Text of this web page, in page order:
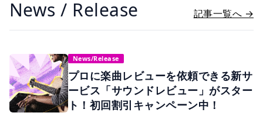
News / Release 記事一覧へ →
News/Release
プロに楽曲レビューを依頼できる新サ
ービス「サウンドレビュー」がスター
ト！初回割引キャンペーン中！